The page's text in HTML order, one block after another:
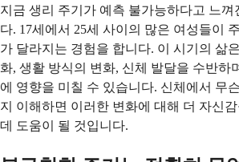
지금 생리 주기가 예측 불가능하다고 느껴
다. 17세에서 25세 사이의 많은 여성들이
가 달라지는 경험을 합니다. 이 시기의 삶
화, 생활 방식의 변화, 신체 발달을 수반하
에 영향을 미칠 수 있습니다. 신체에서 무
지 이해하면 이러한 변화에 대해 더 자신
데 도움이 될 것입니다.